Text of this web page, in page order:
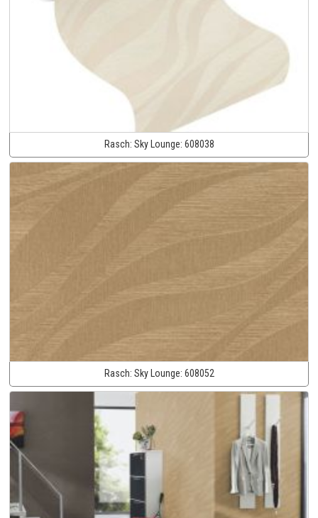
Rasch: Sky Lounge: 608038
Rasch: Sky Lounge: 608052